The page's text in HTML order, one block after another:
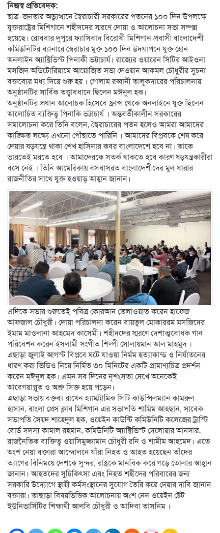
নিজস্ব প্রতিবেদক:
ছাত্র–জনতার অভ্যুত্থানে স্বৈরাচারী সরকারের পতনের ১০০ দিন উপলক্ষে
যুক্তরাষ্ট্রের মিশিগানে শহীদদের স্মরণে দোয়া ও আলোচনা সভা সম্পন্ন
হয়েছে। রোববার দুপুরে ফ্যাসিবাদ বিরোধী মিশিগান প্রবাসী বাংলাদেশী
কমিউনিটির ব্যানারে স্বৈরাচার মুক্ত ১০০ দিন উদযাপনে যুক্ত হোন
অনলাইন অ্যাক্টিভিস্ট পিনাকী ভট্টাচার্য। রাজ্যের ওয়ারেন সিটির আইওনা
মসজিদ অডিটোরিয়ামে আয়োজিত সভা দেওয়ান আকমল চৌধুরীর সুচনা
বক্তব্যের মধ্য দিয়ে শুরু হয় । গোলাম রব্বানী তালুকদারের পরিচালনায়
অনুষ্ঠানটির সার্বিক তত্ত্বাবধানে ছিলেন মঈনুল হক।
অনুষ্ঠানটির প্রধান আলোচক হিসেবে ফ্রান্স থেকে অনলাইনে যুক্ত ছিলেন
আলোচিত ব্যক্তিত্ব পিনাকি ভট্টাচার্য । অন্তবর্তীকালীন সরকারের
সমালোচনা করে তিনি বলেন, স্বৈরাচারের পতন হলেও আমরা আমাদের
কাঙ্ক্ষিত লক্ষ্যে এখনো পৌঁছাতে পারিনি । আমাদের বিপ্লবকে শেষ করে
দেয়ার ষড়যন্ত্রে থাকা শেখ হাসিনার কবর বাংলাদেশে হবে না। তাকে
ভারতেই মরতে হবে । আমাদেরকে সতর্ক থাকতে হবে কারণ ষড়যন্ত্রকারীরা
বসে নেই । তিনি আমেরিকায় বসবাসরত বাংলাদেশীদের মুল ধারার
রাজনীতির সাথে যুক্ত হওয়াড় আহ্বান জানান।
এদিকে সভার শুরুতেই পবিত্র কোরআন তেলাওয়াত করেন হাফেজ
আফজাল চৌধুরী। দোয়া পরিচালনা করেন বায়তুল মোকাররম মসজিদের
ইমাম মাওলানা আহমেদ কাসেমী। শহীদদের স্মরণে দেশাত্মবোধক গান
পরিবেশন করেন ইসলামী সংগীত শিল্পী সোলায়মান আল মাহমুদ ।
এছাড়া জুলাই আগস্ট বিপ্লবে ঘটে যাওয়া নির্মম হত্যাকান্ড ও নির্যাতনের
ধারণ করা ভিডিও নিয়ে নির্মিত ৩০ মিনিটের একটি প্রামাণ্যচিত্র প্রদর্শন
করেন মঈনুল হক। এমন সব দিনের নৃশংসতা দেখে অনেকেই
আবেগয়াপ্লুত ও অশ্রু সিক্ত হয়ে পড়েন।
এছাড়া সভায় বক্তব্য রাখেন হ্যামট্রামিক সিটি কাউন্সিলম্যান কামরুল
হাসান, বাংলা প্রেস ক্লাব মিশিগান এর সভাপতি শামিম আহছান, সাবেক
সভাপতি সৈয়দ শাহেদুল হক, ওয়েইন কাউন্টি কমিউনিটি কলেজের ট্রাস্টি
বোর্ড সদস্য কামাল রহমান, কমিউনিটি অ্যাক্টিভিস্ট দেলোয়ার আনসার,
রাজনৈতিক ব্যক্তিত্ব ওয়াসিমুজ্জামান চৌধুরী রনি ও শামীম আহমেদ। এতে
অংশ নেয়া বক্তারা আন্দোলনে যাঁরা নিহত ও আহত হয়েছেন তাঁদের
ত্যাগের বিনিময়ে দেশকে সুন্দর, রাষ্ট্রকে মানবিক করে গড়ে তোলার আহ্বান
জানান। আহতদের সুচিকিৎসা এবং নিহত শহীদের পরিবারের জন্য
সরকারি উদ্যোগে স্থায়ী কর্মসংস্থানের সুযোগ তৈরি করে দেয়ার দাবি জানান
বক্তারা। তাছাড়া বিষয়ভিত্তিক আলোচনায় অংশ নেন ওয়েইন ষ্টেট
ইউনিভার্সিটির শিক্ষার্থী আলবি চৌধুরী ও আদিবা তাসনিম ।